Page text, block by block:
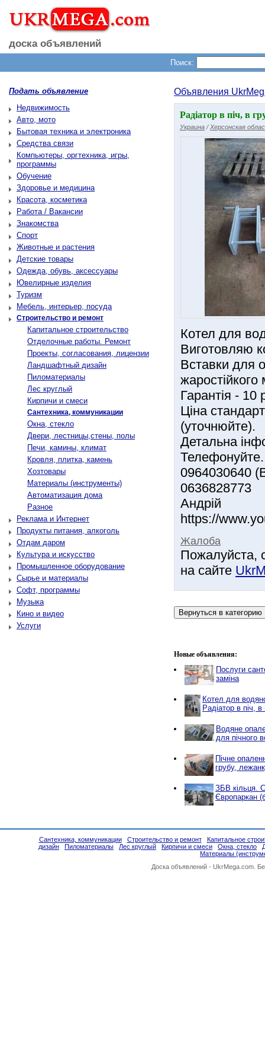
доска объявлений
Поиск:
Подать объявление
Недвижимость
Авто, мото
Бытовая техника и электроника
Средства связи
Компьютеры, оргтехника, игры,
программы
Обучение
Здоровье и медицина
Красота, косметика
Работа / Вакансии
Знакомства
Спорт
Животные и растения
Детские товары
Одежда, обувь, аксессуары
Ювелирные изделия
Туризм
Мебель, интерьер, посуда
Строительство и ремонт
Капитальное строительство
Отделочные работы. Ремонт
Проекты, согласования, лицензии
Ландшафтный дизайн
Пиломатериалы
Лес круглый
Кирпичи и смеси
Сантехника, коммуникации
Окна, стекло
Двери, лестницы,стены, полы
Печи, камины, климат
Кровля, плитка, камень
Хозтовары
Материалы (инструменты)
Автоматизация дома
Разное
Реклама и Интернет
Продукты питания, алкоголь
Отдам даром
Культура и искусство
Промышленное оборудование
Сырье и материалы
Софт, программы
Музыка
Кино и видео
Услуги
Объявления
Радіатор в піч, в
Украина / Херсонская
Котел для
Виготовляю
Вставки для
Гарантія - 10
Ціна
(уточнюйте).
Детальна
Телефонуйте.
0964030640
0636828773
Андрій
https://
Жалоба
Пожалуйста,
на сайте
Новые объявления:
Послуги
заміна
Котел для
Радіатор в піч, в
Водяне
для пічного
Пічне
грубу,
ЗБВ кільця.
Європаркан
Сантехника, коммуникации Строительство и ремонт
Капитальное
дизайн
Пиломатериалы Лес круглый Кирпичи и смеси Окна, стекло
Материалы
Доска объявлений - UkrMega.com.